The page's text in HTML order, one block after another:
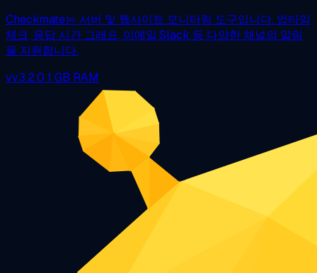
Checkmate는 서버 및 웹사이트 모니터링 도구입니다. 업타임
체크, 응답 시간 그래프, 이메일·Slack 등 다양한 채널의 알림
을 지원합니다.
vv3.2.0 1 GB RAM